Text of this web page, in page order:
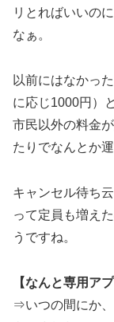
リとればいいの
なぁ。
以前にはなかっ
に応じ1000円）
市民以外の料金
たりでなんとか
キャンセル待ち
って定員も増え
うですね。
【なんと専用ア
⇒いつの間にか